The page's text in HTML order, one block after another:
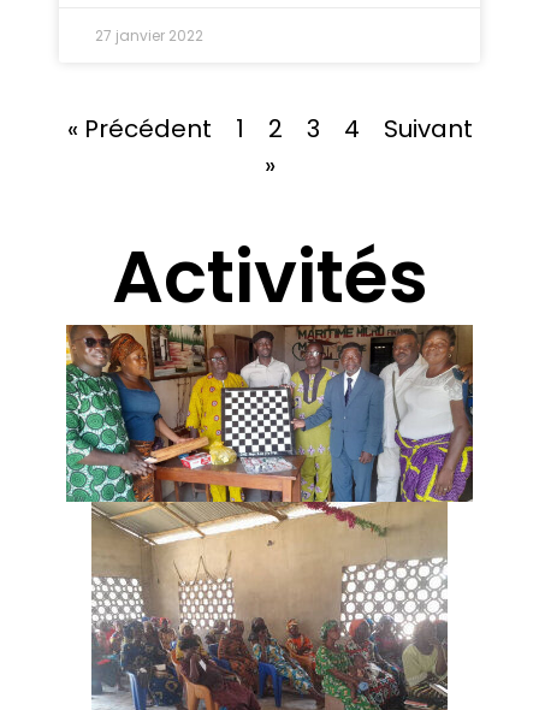
27 janvier 2022
« Précédent 1 2 3 4
Suivant
»
Activités